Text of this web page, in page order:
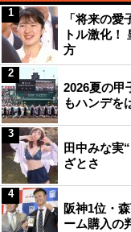
「将来の
トル激化！
方
1
2026夏の甲
もハンデを
2
田中みな実
ざとさ
3
阪神1位・
ーム購入の
4